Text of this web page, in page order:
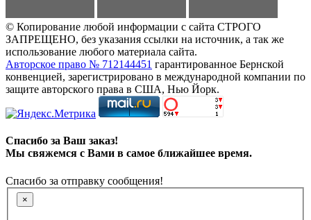
© Копирование любой информации с сайта СТРОГО
ЗАПРЕЩЕНО, без указания ссылки на источник, а так же
использование любого материала сайта.
Авторское право № 712144451 гарантированное Бернской
конвенцией, зарегистрировано в международной компании по
защите авторского права в США, Нью Йорк.
Спасибо за Ваш заказ!
Мы свяжемся с Вами в самое ближайшее время.
Спасибо за отправку сообщения!
×